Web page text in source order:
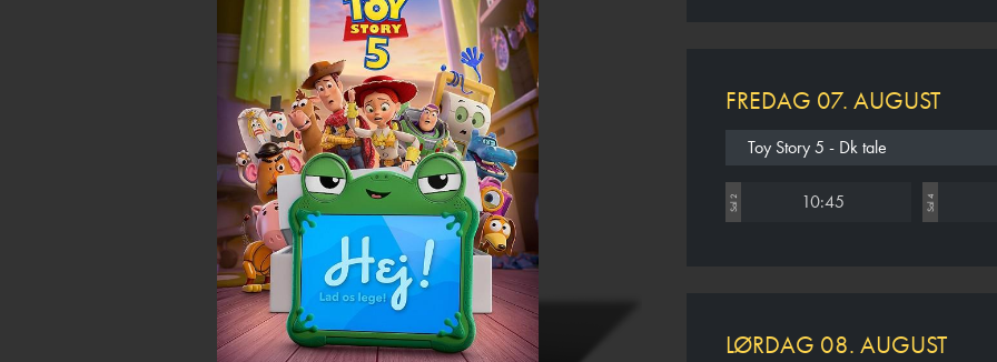
FREDAG 07. AUGUST
Toy Story 5 - Dk tale
Sal 2 10:45 Sal 4
LØRDAG 08. AUGUST